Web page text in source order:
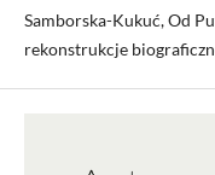
Samborska-Kukuć, Od
rekonstrukcje